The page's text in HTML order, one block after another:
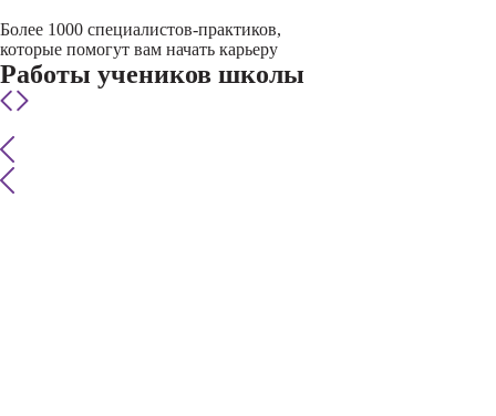
Более 1000 специалистов-практиков,
которые помогут вам начать карьеру
Работы учеников школы